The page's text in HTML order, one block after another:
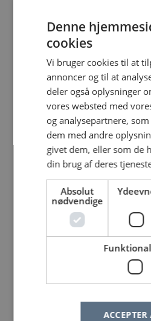
Denne
cookies
Vi bruger cookies til at
annoncer og til at
deler også oplysninger
vores websted med
og analysepartnere,
dem med andre
givet dem, eller som de
din brug af deres
Absolut
nødvendige
ACCEPTER